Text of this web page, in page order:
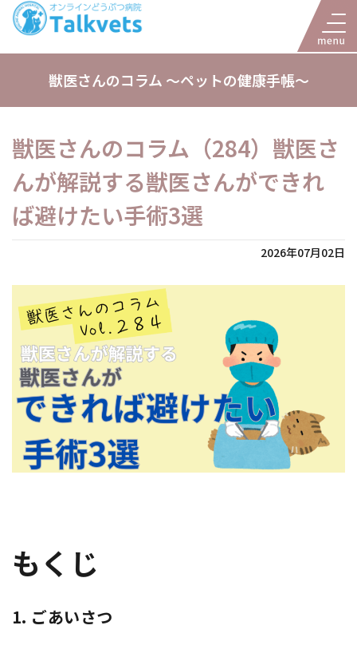
獣医さんのコラム 〜ペットの健康手帳〜
獣医さんのコラム（284）獣医さ
んが解説する獣医さんができれ
ば避けたい手術3選
2026年07月02日
もくじ
1. ごあいさつ